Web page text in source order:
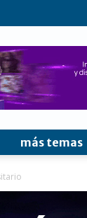
más temas